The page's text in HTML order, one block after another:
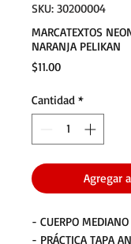
SKU: 30200004
MARCATEXTOS
NARANJA PELIKAN
$11.00Precio
Cantidad *
Agregar
- CUERPO
- PRÁCTICA TAPA